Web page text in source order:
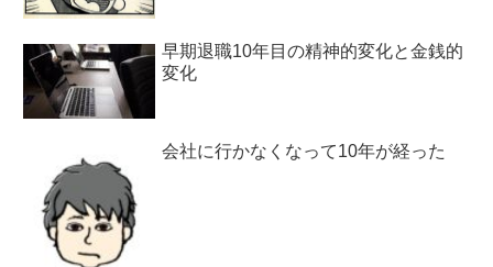
早期退職10年目の精神的変化と金銭的
変化
会社に行かなくなって10年が経った